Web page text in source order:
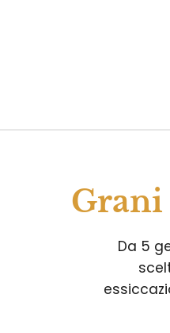
Da 5